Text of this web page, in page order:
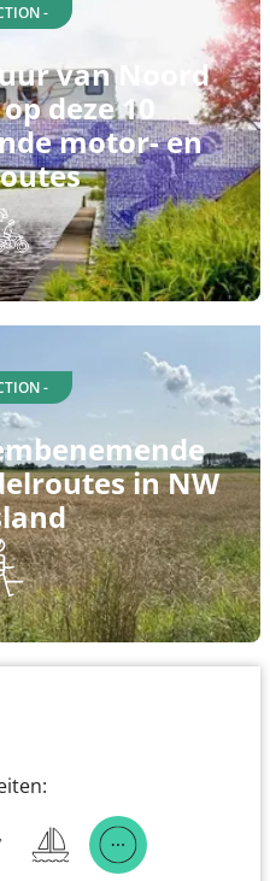
-
van Noord
deze 10
motor- en
-
in NW